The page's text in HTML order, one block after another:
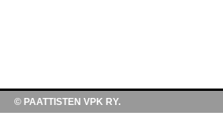
© PAATTISTEN VPK RY.